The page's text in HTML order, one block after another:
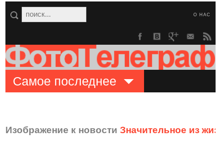
О НАС
Самое последнее
Изображение к новостиЗначительное из